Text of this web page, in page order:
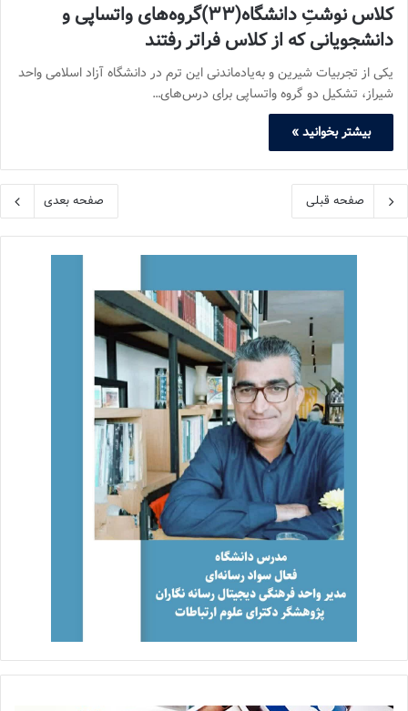
کلاس نوشتِ دانشگاه(۳۳)گروه‌های واتساپی و
دانشجویانی که از کلاس فراتر رفتند
یکی از تجربیات شیرین و به‌یادماندنی این ترم در دانشگاه آزاد اسلامی واحد
شیراز، تشکیل دو گروه واتساپی برای درس‌های…
بیشتر بخوانید »
صفحه قبلی صفحه بعدی